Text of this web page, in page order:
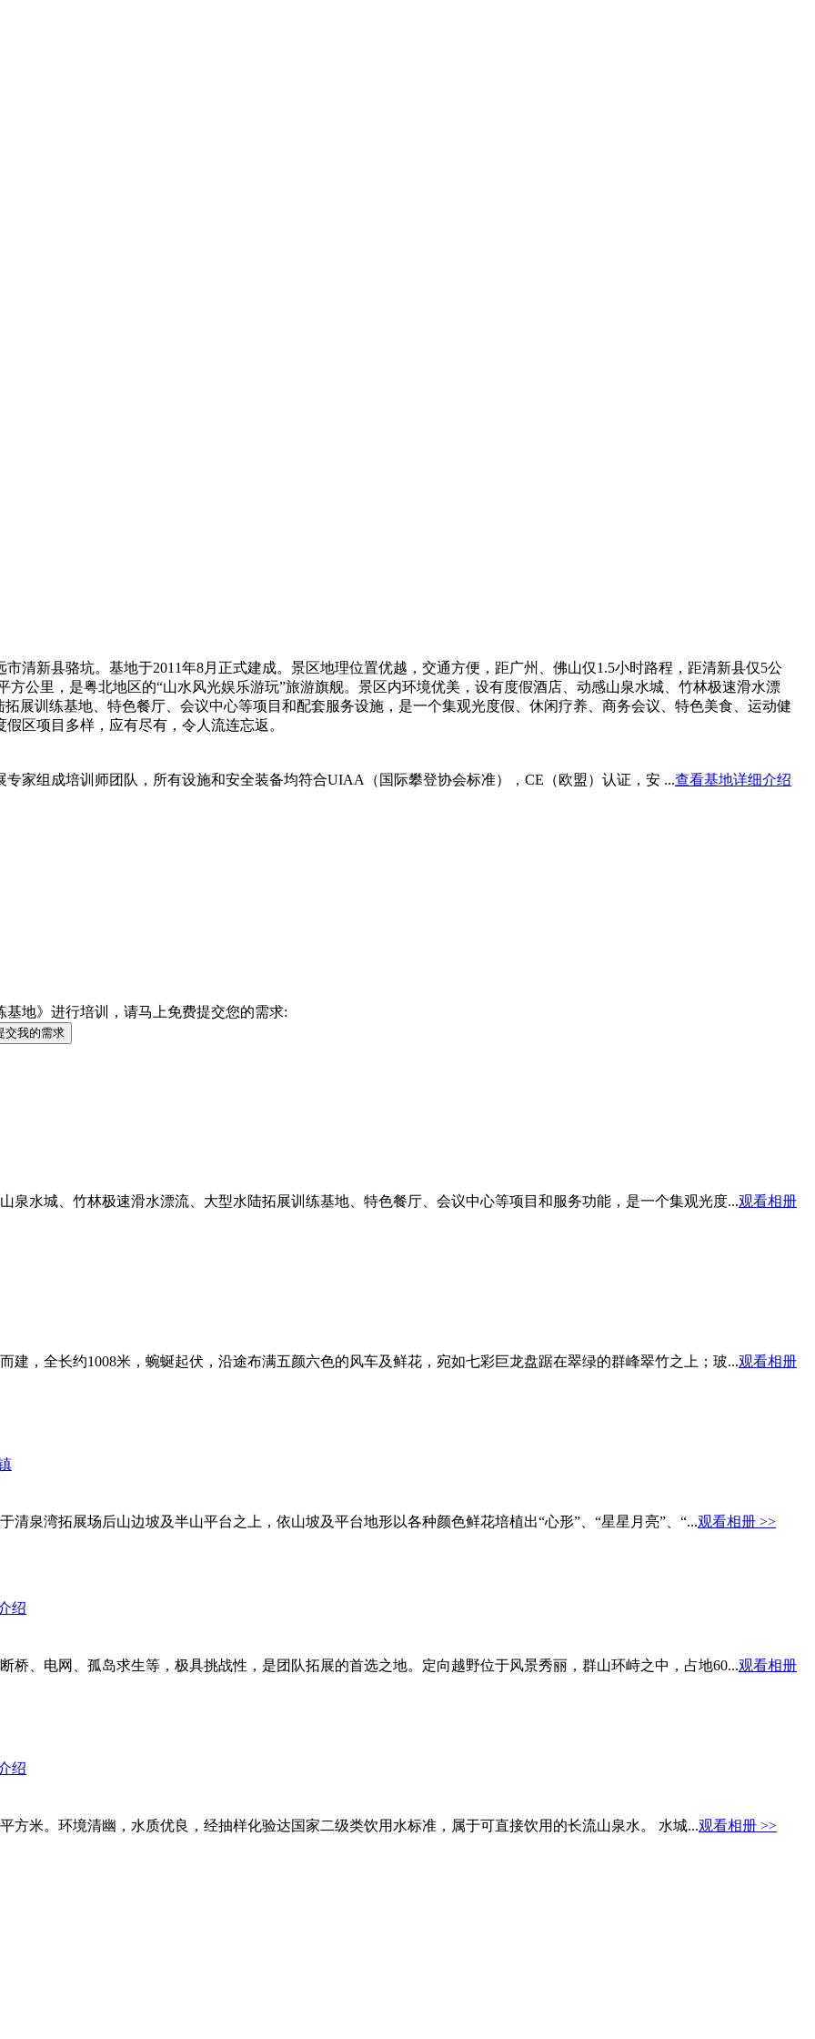
新县骆坑。基地于2011年8月正式建成。景区地理位置优越，交通方便，距广州、佛山仅1.5小时路程，距清新县仅5公
公里，是粤北地区的“山水风光娱乐游玩”旅游旗舰。景区内环境优美，设有度假酒店、动感山泉水城、竹林极速滑水漂
展训练基地、特色餐厅、会议中心等项目和配套服务设施，是一个集观光度假、休闲疗养、商务会议、特色美食、运动健
区项目多样，应有尽有，令人流连忘返。
家组成培训师团队，所有设施和安全装备均符合UIAA（国际攀登协会标准），CE（欧盟）认证，安 ...查看基地详细介绍
地》进行培训，请马上免费提交您的需求:
交我的需求
泉水城、竹林极速滑水漂流、大型水陆拓展训练基地、特色餐厅、会议中心等项目和服务功能，是一个集观光度...观看相册
建，全长约1008米，蜿蜒起伏，沿途布满五颜六色的风车及鲜花，宛如七彩巨龙盘踞在翠绿的群峰翠竹之上；玻...观看相册
清泉湾拓展场后山边坡及半山平台之上，依山坡及平台地形以各种颜色鲜花培植出“心形”、“星星月亮”、“...观看相册 >>
桥、电网、孤岛求生等，极具挑战性，是团队拓展的首选之地。定向越野位于风景秀丽，群山环峙之中，占地60...观看相册
方米。环境清幽，水质优良，经抽样化验达国家二级类饮用水标准，属于可直接饮用的长流山泉水。 水城...观看相册 >>